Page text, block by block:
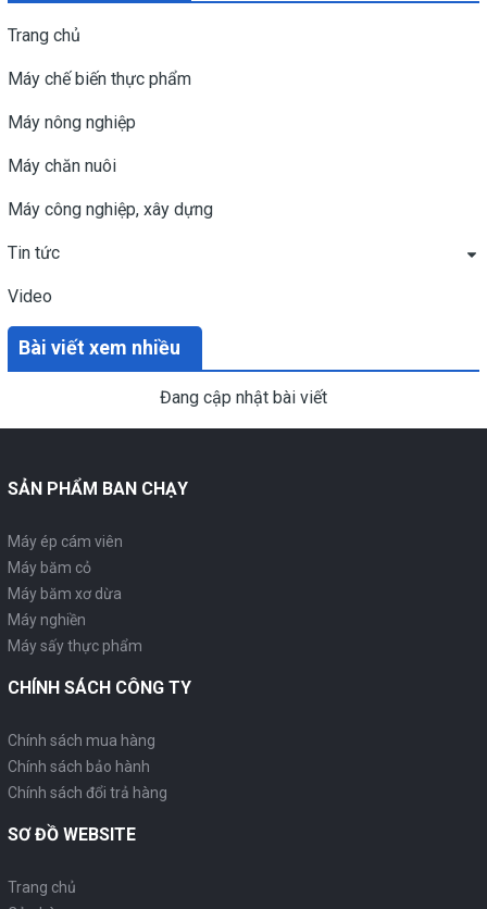
Trang chủ
Máy chế biến thực phẩm
Máy nông nghiệp
Máy chăn nuôi
Máy công nghiệp, xây dựng
Tin tức
Video
Bài viết xem nhiều
Đang cập nhật bài viết
SẢN PHẨM BAN CHẠY
Máy ép cám viên
Máy băm cỏ
Máy băm xơ dừa
Máy nghiền
Máy sấy thực phẩm
CHÍNH SÁCH CÔNG TY
Chính sách mua hàng
Chính sách bảo hành
Chính sách đổi trả hàng
SƠ ĐỒ WEBSITE
Trang chủ